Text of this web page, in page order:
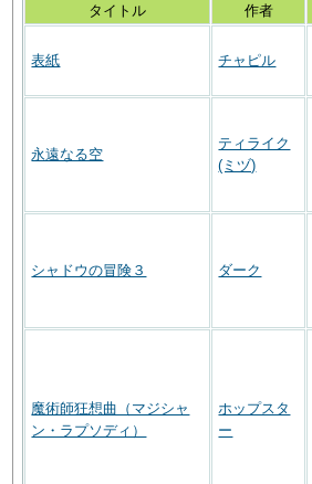
タイトル 作者
表紙 チャピル
永遠なる空
ティライク
(ミヅ)
シャドウの冒険３ ダーク
魔術師狂想曲（マジシャ
ン・ラプソディ）
ホップスタ
ー